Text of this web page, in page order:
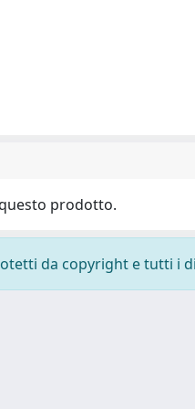
prodotto.
da copyright e tutti i